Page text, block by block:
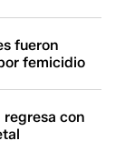
fueron
femicidio
regresa con